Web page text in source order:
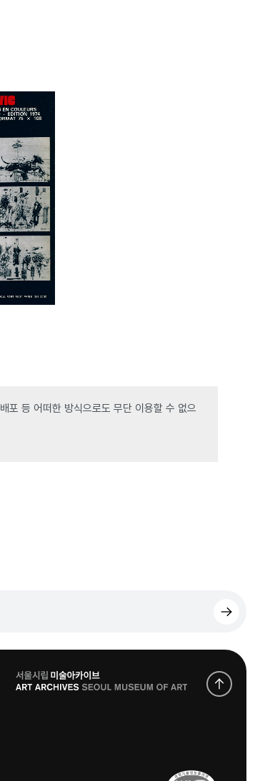
포 등 어떠한 방식으로도 무단 이용할 수 없으
로
고